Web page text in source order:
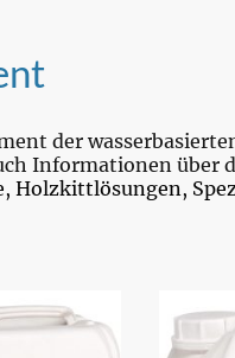
der
Informationen über
Holzkittlösungen,